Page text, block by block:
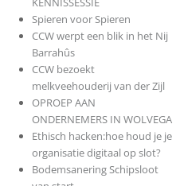
Spieren voor Spieren
CCW werpt een blik in het Nij
Barrahûs
CCW bezoekt
melkveehouderij van der Zijl
OPROEP AAN
ONDERNEMERS IN WOLVEGA
Ethisch hacken:hoe houd je je
organisatie digitaal op slot?
Bodemsanering Schipsloot